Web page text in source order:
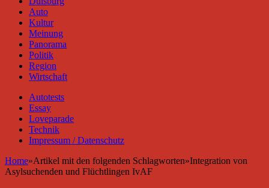
Auto
Kultur
Meinung
Panorama
Politik
Region
Wirtschaft
Autotests
Essay
Loveparade
Technik
Impressum / Datenschutz
Home»Artikel mit den folgenden Schlagworten»Integration von
Asylsuchenden und Flüchtlingen IvAF